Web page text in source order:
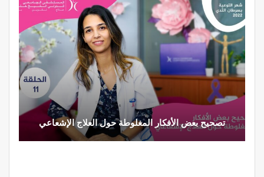
تصحيح بعض الأفكار المغلوطة حول العلاج الإشعاعي